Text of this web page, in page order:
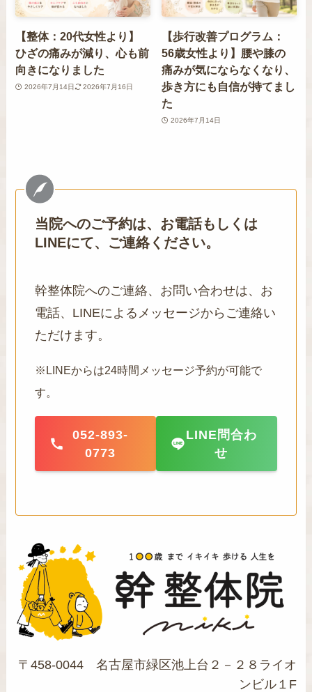
【整体：20代女性より】
ひざの痛みが減り、心も前
向きになりました
2026年7月14日 2026年7月16日
【歩行改善プログラム：
56歳女性より】腰や膝の
痛みが気にならなくなり、
歩き方にも自信が持てまし
た
2026年7月14日
当院へのご予約は、お電話もしくは
LINEにて、ご連絡ください。
幹整体院へのご連絡、お問い合わせは、お
電話、LINEによるメッセージからご連絡い
ただけます。
※LINEからは24時間メッセージ予約が可能で
す。
052-893-
0773
LINE問合わ
せ
〒458-0044 名古屋市緑区池上台２－２８ライオ
ンビル１F